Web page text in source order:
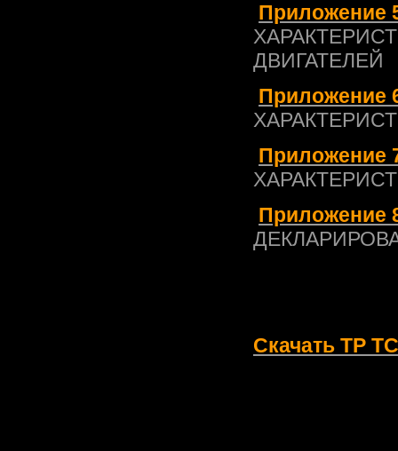
Приложение
ДВИГАТЕЛЕЙ
Приложение
Приложение
Приложение
Скачать ТР